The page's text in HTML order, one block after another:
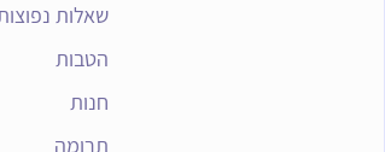
שאלות
הטבות
חנות
תרומה